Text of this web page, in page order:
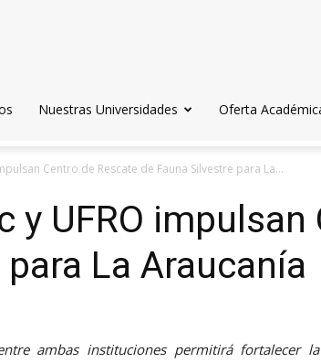
Nuestras Universidades Oferta
Centro de Rescate de Fauna Silvestre para La...
y UFRO
La Araucanía
ambas instituciones permitirá fortalecer